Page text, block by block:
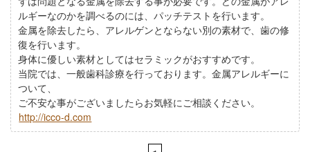
ルギーなのかを調べるのには、パッチテストを行います。
金属を除去したら、アレルゲンとならない別の素材で、歯の修
復を行います。
身体に優しい素材としてはセラミックがおすすめです。
当院では、一般歯科診療を行っております。金属アレルギーに
ついて、
ご不安な事がございましたらお気軽にご相談ください。
http://icco-d.com